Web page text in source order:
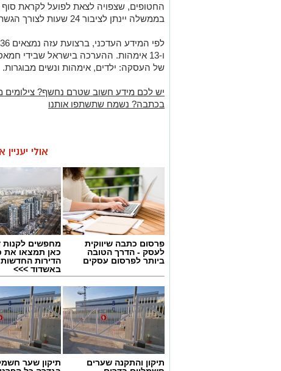
החטופים, שצפויה לצאת לפועל לקראת
בממשלה יינתן לציבור 24 שעות לצורך הגשת בג"ץ, למי שיהיה מעוניין בכך.
של העסקה: ילדים, אימהות ונשים מבוגרות.
יש לכם מידע חשוב שטרם נחשף? צילומים
בכתבה? נשמח שתשתפו אותנו
אולי
פרסום כתבה שיווקית
לעסק - הדרך הטובה
ביותר לפרסום עסקים
מחפשים לקנות
כאן תמצאו את
הדירות
באשדוד >>>
תיקון והתקנה שערים
תיקון שער